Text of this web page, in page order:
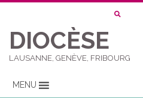
DIOCÈSE
LAUSANNE, GENÈVE, FRIBOURG
MENU